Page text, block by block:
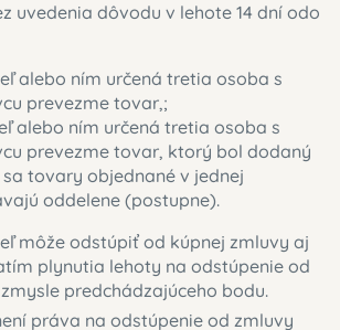
uvedenia dôvodu v lehote 14 dní odo
alebo ním určená tretia osoba s
prevezme tovar,;
alebo ním určená tretia osoba s
prevezme tovar, ktorý bol dodaný
tovary objednané v jednej
oddelene (postupne).
môže odstúpiť od kúpnej zmluvy aj
plynutia lehoty na odstúpenie od
predchádzajúceho bodu.
práva na odstúpenie od zmluvy